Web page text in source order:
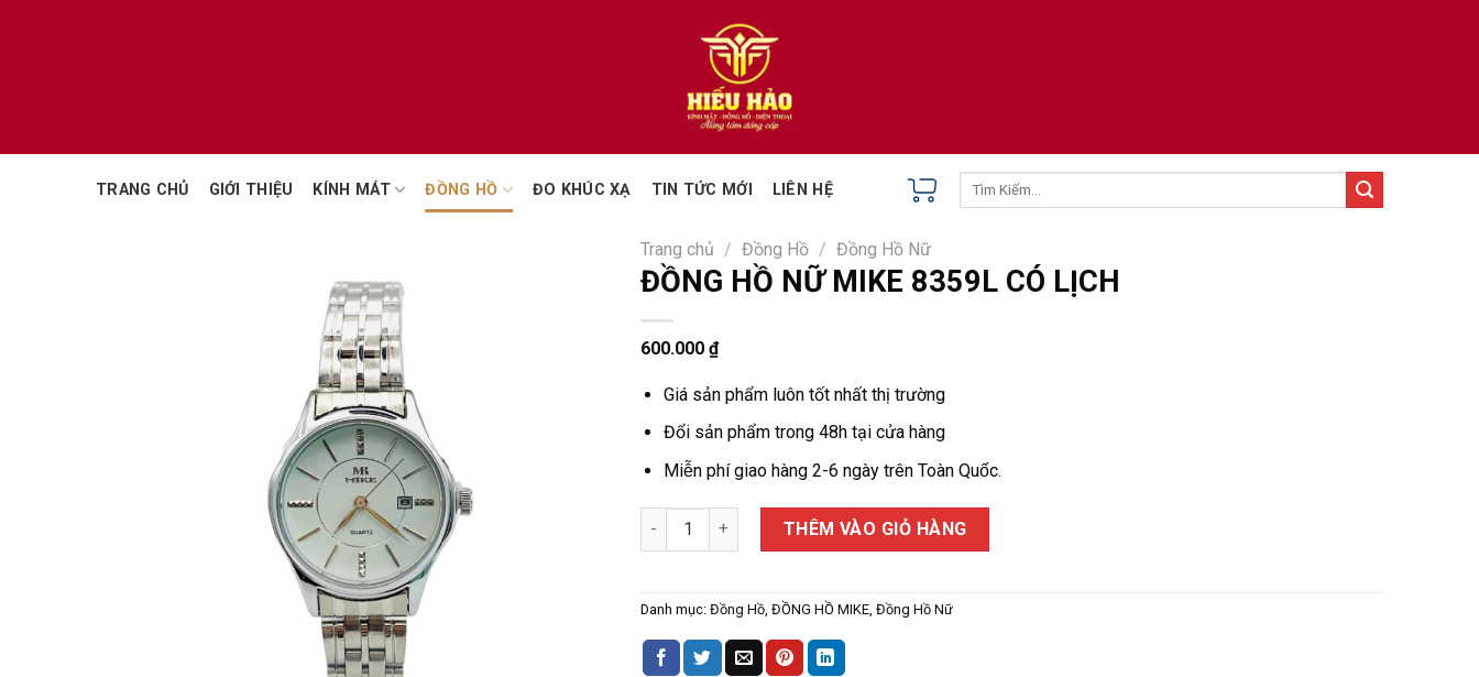
TRANG CHỦ GIỚI THIỆU KÍNH MÁT ĐỒNG HỒ ĐO KHÚC XẠ TIN TỨC MỚI LIÊN HỆ
Tìm
Trang chủ / Đồng Hồ / Đồng Hồ Nữ
ĐỒNG HỒ NỮ MIKE 8359L CÓ LỊCH
600.000₫
Giá sản phẩm luôn tốt nhất thị trường
Đổi sản phẩm trong 48h tại cửa hàng
Miễn phí giao hàng 2-6 ngày trên Toàn Quốc.
ĐỒNG HỒ NỮ MIKE 8359L CÓ LỊCH số lượng
THÊM VÀO GIỎ HÀNG
Danh mục:Đồng Hồ ,ĐỒNG HỒ MIKE ,Đồng Hồ Nữ